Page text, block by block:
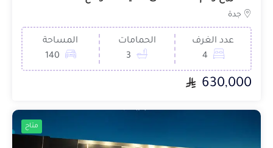
جدة
عدد الغرف
4
الحمامات
3
المساحة
140
630,000
متاح